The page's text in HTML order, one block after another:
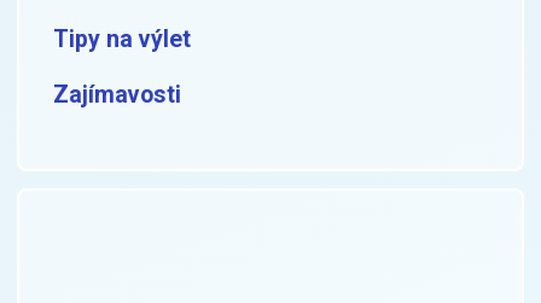
Tipy na výlet
Zajímavosti